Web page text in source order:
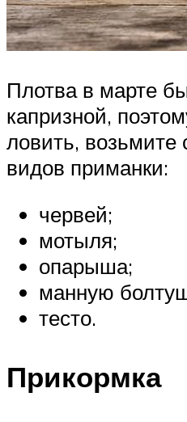
Плотва в марте
капризной,
ловить, возьмите
видов приманки:
червей;
мотыля;
опарыша;
манную
тесто.
Прикормка